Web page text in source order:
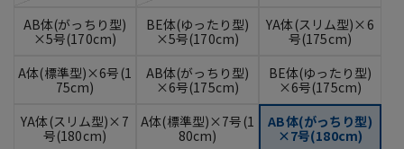
AB体(がっちり型)
×5号(170cm)
BE体(ゆったり型)
×5号(170cm)
YA体(スリム型)×6
号(175cm)
A体(標準型)×6号(1
75cm)
AB体(がっちり型)
×6号(175cm)
BE体(ゆったり型)
×6号(175cm)
YA体(スリム型)×7
号(180cm)
A体(標準型)×7号(1
80cm)
AB体(がっちり型)
×7号(180cm)